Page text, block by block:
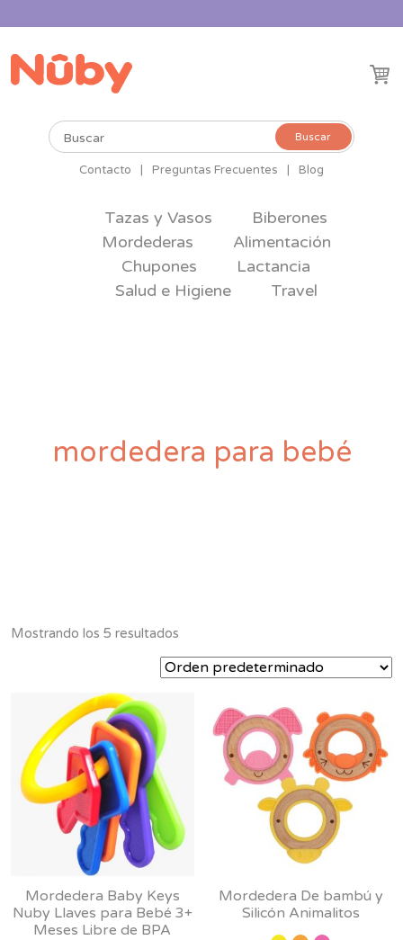
Buscar
Buscar
Contacto Preguntas Frecuentes Blog
Tazas y Vasos
Biberones
Mordederas
Alimentación
Chupones
Lactancia
Salud e Higiene
Travel
mordedera para bebé
Mostrando los 5 resultados
Mordedera Baby Keys
Nuby Llaves para Bebé 3+
Meses Libre de BPA
Mordedera De bambú y
Silicón Animalitos